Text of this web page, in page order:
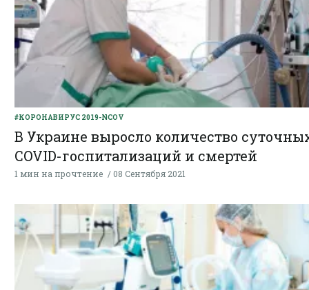
#КОРОНАВИРУС 2019-NCOV
В Украине выросло количество
COVID-госпитализаций и смертей
1 мин на прочтение 08 Сентября 2021